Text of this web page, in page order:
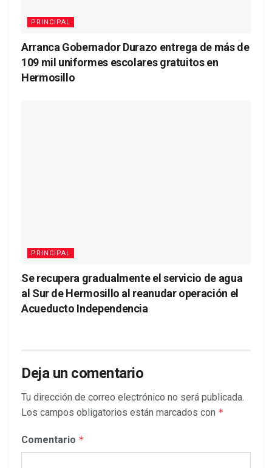
PRINCIPAL
Arranca Gobernador Durazo entrega de más de
109 mil uniformes escolares gratuitos en
Hermosillo
PRINCIPAL
Se recupera gradualmente el servicio de agua
al Sur de Hermosillo al reanudar operación el
Acueducto Independencia
Deja un comentario
Tu dirección de correo electrónico no será publicada.
Los campos obligatorios están marcados con *
Comentario *